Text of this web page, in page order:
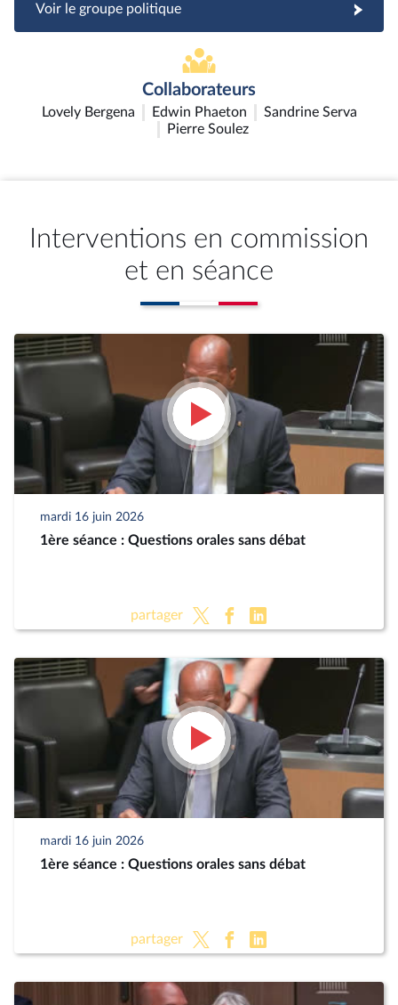
Voir le groupe politique
Collaborateurs
Lovely Bergena Edwin Phaeton
Sandrine Serva
Pierre Soulez
Interventions en commission
et en séance
mardi 16 juin 2026
1ère séance : Questions orales sans débat
partager
mardi 16 juin 2026
1ère séance : Questions orales sans débat
partager